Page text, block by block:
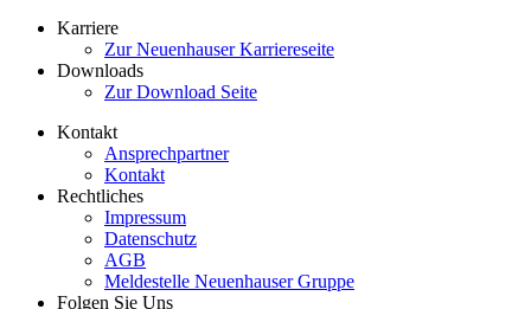
Karriere
Zur Neuenhauser Karriereseite
Downloads
Zur Download Seite
Kontakt
Ansprechpartner
Kontakt
Rechtliches
Impressum
Datenschutz
AGB
Meldestelle Neuenhauser Gruppe
Folgen Sie Uns